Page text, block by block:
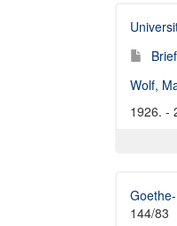
Wolf,
1926. -
144/83